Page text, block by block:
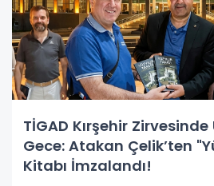
TİGAD Kırşehir
Gece: Atakan Çelik’ten
Kitabı İmzalandı!